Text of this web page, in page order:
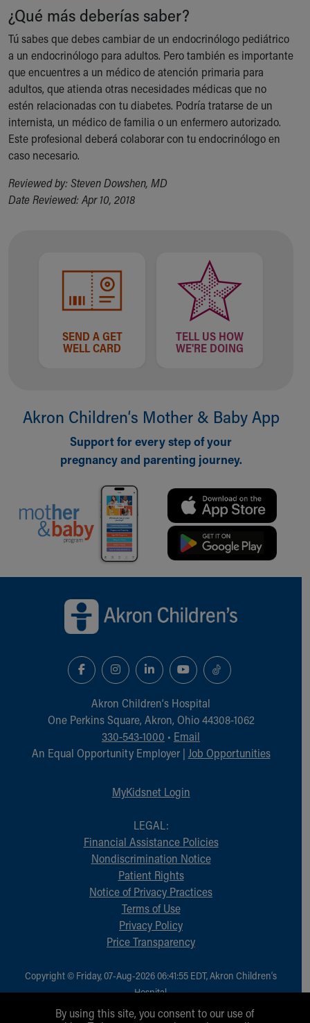
¿Qué más deberías saber?
Tú sabes que debes cambiar de un endocrinólogo pediátrico
a un endocrinólogo para adultos. Pero también es importante
que encuentres a un médico de atención primaria para
adultos, que atienda otras necesidades médicas que no
estén relacionadas con tu diabetes. Podría tratarse de un
internista, un médico de familia o un enfermero autorizado.
Este profesional deberá colaborar con tu endocrinólogo en
caso necesario.
Reviewed by: Steven Dowshen, MD
Date Reviewed: Apr 10, 2018
SEND A GET
WELL CARD
TELL US HOW
WE'RE DOING
Akron Children‘s Mother & Baby App
Support for every step of your
pregnancy and parenting journey.
Akron Children‘s Hospital
One Perkins Square, Akron, Ohio 44308-1062
330-543-1000 • Email
An Equal Opportunity Employer | Job Opportunities
MyKidsnet Login
LEGAL:
Financial Assistance Policies
Nondiscrimination Notice
Patient Rights
Notice of Privacy Practices
Terms of Use
Privacy Policy
Price Transparency
Copyright © Friday, 07-Aug-2026 06:41:55 EDT, Akron Children‘s
Hospital.
All Rights Reserved.
By using this site, you consent to our use of